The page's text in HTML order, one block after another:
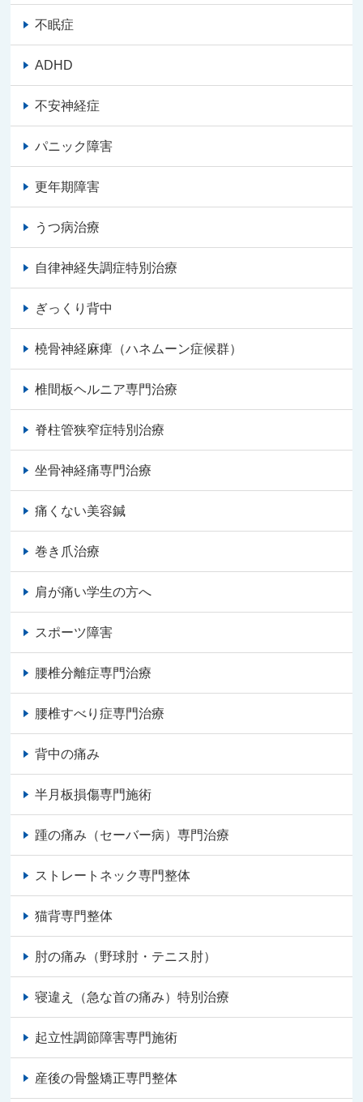
不眠症
ADHD
不安神経症
パニック障害
更年期障害
うつ病治療
自律神経失調症特別治療
ぎっくり背中
橈骨神経麻痺（ハネムーン症候群）
椎間板ヘルニア専門治療
脊柱管狭窄症特別治療
坐骨神経痛専門治療
痛くない美容鍼
巻き爪治療
肩が痛い学生の方へ
スポーツ障害
腰椎分離症専門治療
腰椎すべり症専門治療
背中の痛み
半月板損傷専門施術
踵の痛み（セーバー病）専門治療
ストレートネック専門整体
猫背専門整体
肘の痛み（野球肘・テニス肘）
寝違え（急な首の痛み）特別治療
起立性調節障害専門施術
産後の骨盤矯正専門整体